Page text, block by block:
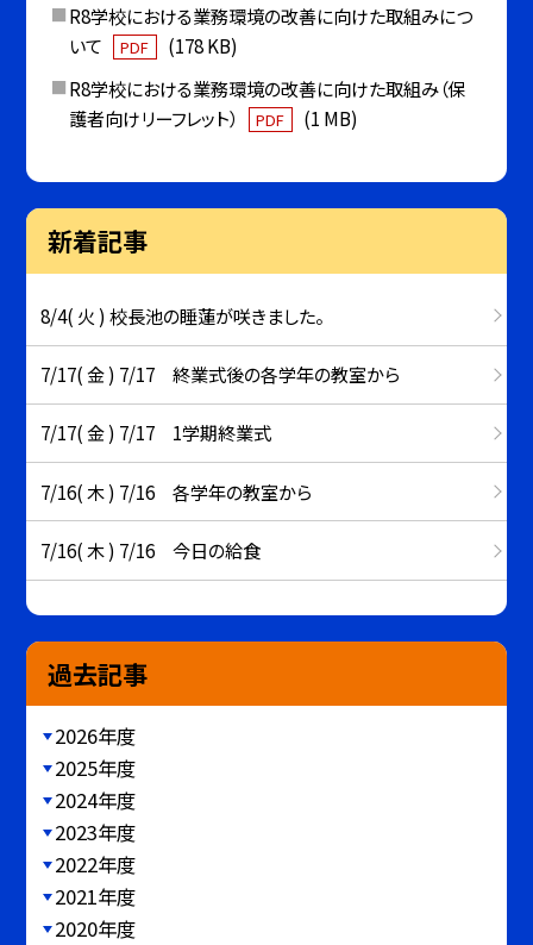
R8学校における業務環境の改善に向けた取組みにつ
いて
PDF
(178 KB)
R8学校における業務環境の改善に向けた取組み（保
護者向けリーフレット）
PDF (1 MB)
新着記事
8/4( 火 ) 校長池の睡蓮が咲きました。
7/17( 金 ) 7/17 終業式後の各学年の教室から
7/17( 金 ) 7/17 1学期終業式
7/16( 木 ) 7/16 各学年の教室から
7/16( 木 ) 7/16 今日の給食
過去記事
2026年度
2025年度
2024年度
2023年度
2022年度
2021年度
2020年度